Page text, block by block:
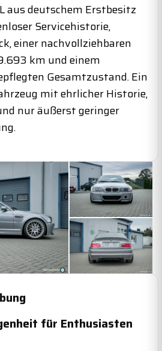
aus deutschem Erstbesitz
Servicehistorie,
einer nachvollziehbaren
km und einem
Gesamtzustand. Ein
mit ehrlicher Historie,
nur äußerst geringer
für Enthusiasten